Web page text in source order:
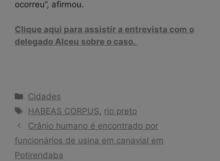
ocorreu”, afirmou.
Clique aqui para assistir a entrevista com o
delegado Alceu sobre o caso.
Categorias
Cidades
Tags
HABEAS CORPUS, rio preto
Crânio humano é encontrado por
funcionários de usina em canavial em
Potirendaba